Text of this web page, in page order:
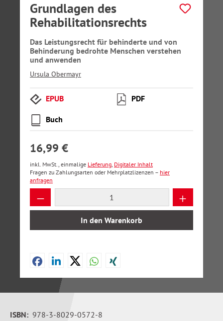
Grundlagen des
Rehabilitationsrechts
Das Leistungsrecht für behinderte und von
Behinderung bedrohte Menschen verstehen
und anwenden
Ursula Obermayr
EPUB PDF
Buch
16,99 €
inkl. MwSt., einmalige Lieferung, Digitaler Inhalt
Fragen zu Zahlungsarten oder Mehrplatzlizenzen – hier
anfragen
Produkt Anzahl: Gib den gewünschten
In den Warenkorb
ISBN: 978-3-8029-0572-8